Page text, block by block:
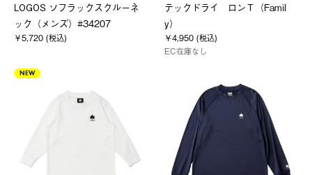
LOGOS ソフラックスクルーネ
ック（メンズ）#34207
￥5,720 (税込)
テックドライ ロンＴ（Famil
y）
￥4,950 (税込)
EC在庫なし
NEW